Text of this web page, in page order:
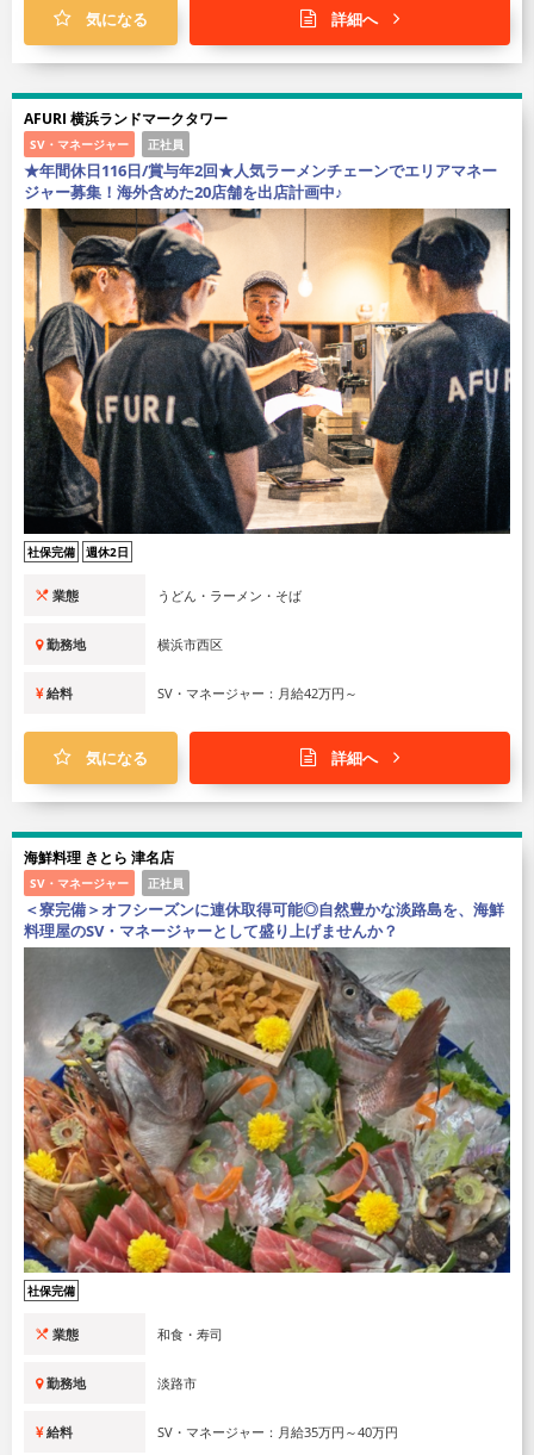
気になる 詳細へ
AFURI 横浜ランドマークタワー
SV・マネージャー 正社員
★年間休日116日/賞与年2回★人気ラーメンチェーンでエリアマネー
ジャー募集！海外含めた20店舗を出店計画中♪
社保完備 週休2日
業態 うどん・ラーメン・そば
勤務地 横浜市西区
給料 SV・マネージャー：月給42万円～
気になる 詳細へ
海鮮料理 きとら 津名店
SV・マネージャー 正社員
＜寮完備＞オフシーズンに連休取得可能◎自然豊かな淡路島を、海鮮
料理屋のSV・マネージャーとして盛り上げませんか？
社保完備
業態 和食・寿司
勤務地 淡路市
給料 SV・マネージャー：月給35万円～40万円